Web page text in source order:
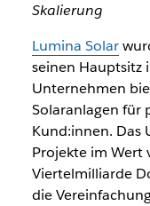
Skalierung
Lumina Solar
seinen Hauptsitz
Unternehmen
Solaranlagen für
Kund:innen. Das
Projekte im Wert
Viertelmilliarde
die